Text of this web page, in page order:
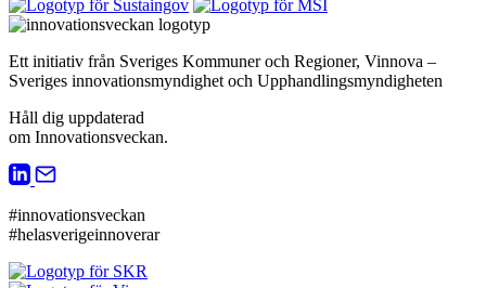
Ett initiativ från Sveriges Kommuner och Regioner, Vinnova –
Sveriges innovationsmyndighet och Upphandlingsmyndigheten
Håll dig uppdaterad
om Innovationsveckan.
#innovationsveckan
#helasverigeinnoverar